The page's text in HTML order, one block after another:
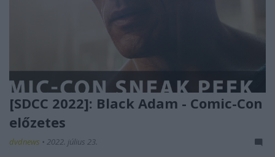
[SDCC 2022]: Black Adam - Comic-Con
előzetes
dvdnews • 2022. július 23.